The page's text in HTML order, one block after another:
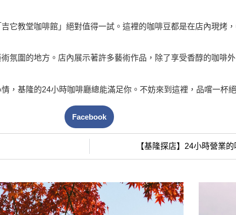
它教堂咖啡館」絕對值得一試。這裡的咖啡豆都是在店內現烤
氛圍的地方。店內展示著許多藝術作品，除了享受香醇的咖啡
，基隆的24小時咖啡廳總能滿足你。不妨來到這裡，品嚐一杯
Facebook
【基隆探店】24小時營業